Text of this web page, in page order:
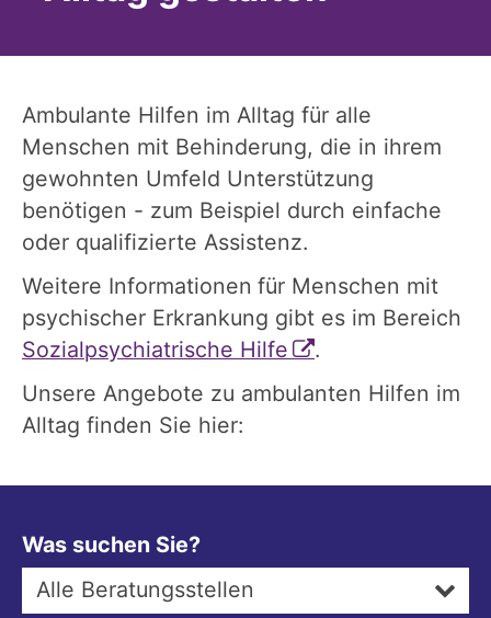
Ambulante Hilfen im Alltag für alle
Menschen mit Behinderung, die in ihrem
gewohnten Umfeld Unterstützung
benötigen - zum Beispiel durch einfache
oder qualifizierte Assistenz.
Weitere Informationen für Menschen mit
psychischer Erkrankung gibt es im Bereich
Sozialpsychiatrische Hilfe
.
Unsere Angebote zu ambulanten Hilfen im
Alltag finden Sie hier:
Was suchen Sie?
Alle Beratungsstellen